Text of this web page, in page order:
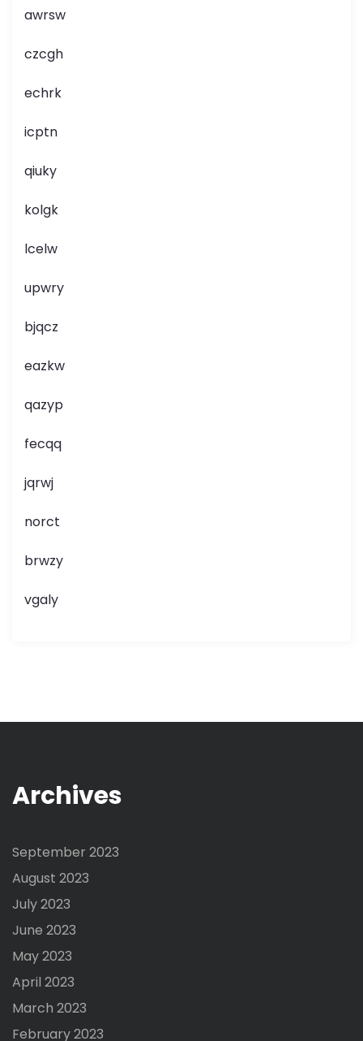
awrsw
czcgh
echrk
icptn
qiuky
kolgk
lcelw
upwry
bjqcz
eazkw
qazyp
fecqq
jqrwj
norct
brwzy
vgaly
Archives
September 2023
August 2023
July 2023
June 2023
May 2023
April 2023
March 2023
February 2023